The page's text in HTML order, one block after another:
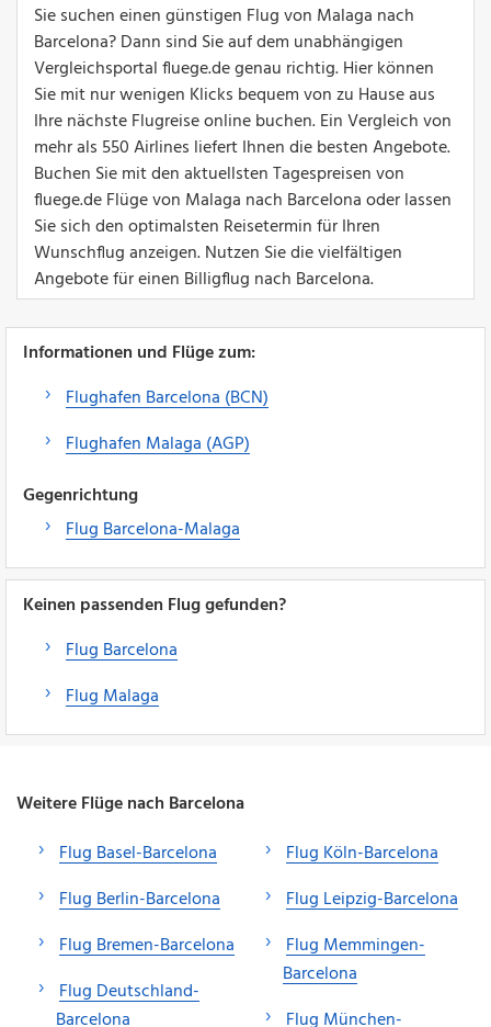
Sie suchen einen günstigen Flug von Malaga nach
Barcelona? Dann sind Sie auf dem unabhängigen
Vergleichsportal fluege.de genau richtig. Hier können
Sie mit nur wenigen Klicks bequem von zu Hause aus
Ihre nächste Flugreise online buchen. Ein Vergleich von
mehr als 550 Airlines liefert Ihnen die besten Angebote.
Buchen Sie mit den aktuellsten Tagespreisen von
fluege.de Flüge von Malaga nach Barcelona oder lassen
Sie sich den optimalsten Reisetermin für Ihren
Wunschflug anzeigen. Nutzen Sie die vielfältigen
Angebote für einen Billigflug nach Barcelona.
Informationen und Flüge zum:
Flughafen Barcelona (BCN)
Flughafen Malaga (AGP)
Gegenrichtung
Flug Barcelona-Malaga
Keinen passenden Flug gefunden?
Flug Barcelona
Flug Malaga
Weitere Flüge nach Barcelona
Flug Basel-Barcelona
Flug Berlin-Barcelona
Flug Bremen-Barcelona
Flug Deutschland-
Barcelona
Flug Köln-Barcelona
Flug Leipzig-Barcelona
Flug Memmingen-
Barcelona
Flug München-